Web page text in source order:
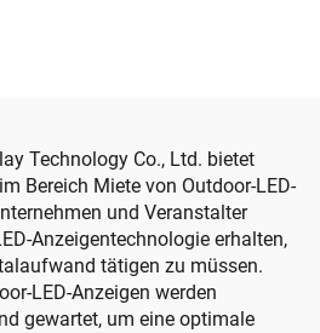
Technology Co., Ltd. bietet
Bereich Miete von Outdoor-LED-
und Veranstalter
Anzeigentechnologie erhalten,
tätigen zu müssen.
LED-Anzeigen werden
gewartet, um eine optimale